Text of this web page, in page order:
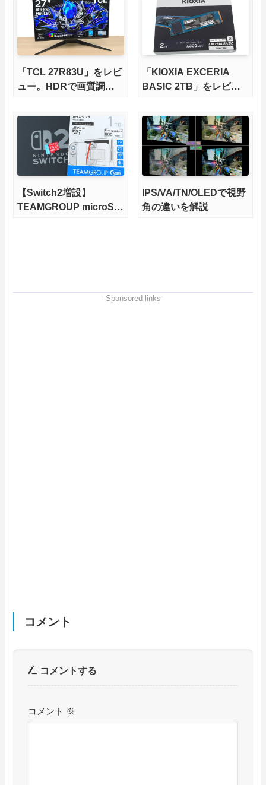
X870Eマザーボードを徹
底検証
「TCL 27R83U」をレビ
ュー。HDRで画質調整
輝度も発揮！
「KIOXIA EXCERIA
BASIC 2TB」をレビュ
力、高性能、高コスパを
実現！
【Switch2増設】
TEAMGROUP microSD
IPS/VA/TN/OLEDで視野
角の違いを解説
- Sponsored links -
コメント
コメントする
コメント ※